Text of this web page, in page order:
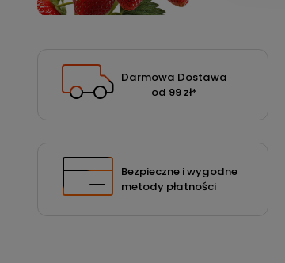
Podłoża
Środki ochrony roślin dla profesjonalistów
Darmowa Dostawa
od 99 zł*
Bezpieczne i wygodne
metody płatności